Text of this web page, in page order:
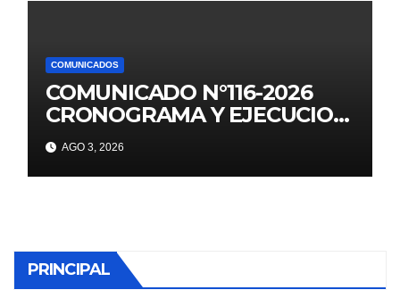
COMUNICADOS
COMUNICADO N°116-2026
CRONOGRAMA Y EJECUCION
DE LOS JUEGOS FLORALES
ESCOLARES 2026 II
ETAPANACIONALES UGEL
AGO 3, 2026
PRINCIPAL